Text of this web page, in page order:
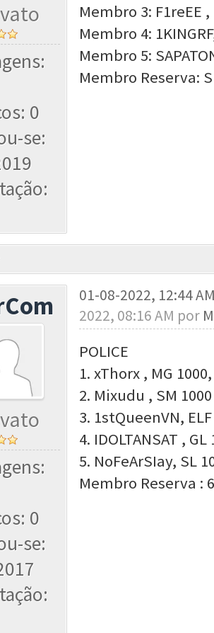
0
se:
Membro 3: F1reEE ,
Membro 4:
Membro 5:
Membro Reserva:
0
se:
01-08-2022, 12:44
2022, 08:16 AM por
POLICE
1. xThorx , MG
2. Mixudu , SM
3. 1stQueenVN,
4. IDOLTANSAT ,
5. NoFeArSIay, SL
Membro Reserva :